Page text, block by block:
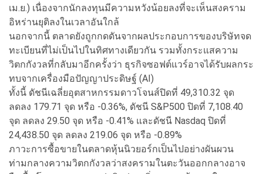
เม.ย.) เนื่องจากนักลงทุนมีความหวังน้อยลงที่จะเห็นสงคราม
อิหร่านยุติลงในเวลาอันใกล้
นอกจากนี้ ตลาดยังถูกกดดันจากผลประกอบการของบริษัทจด
ทะเบียนที่ไม่เป็นไปในทิศทางเดียวกัน รวมทั้งกระแสความ
วิตกกังวลที่กลับมาอีกครั้งว่า ธุรกิจซอฟต์แวร์อาจได้รับผลกระ
ทบจากเครื่องมือปัญญาประดิษฐ์ (AI)
ทั้งนี้ ดัชนีเฉลี่ยอุตสาหกรรมดาวโจนส์ปิดที่ 49,310.32 จุด
ลดลง 179.71 จุด หรือ -0.36%, ดัชนี S&P500 ปิดที่ 7,108.40
จุด ลดลง 29.50 จุด หรือ -0.41% และดัชนี Nasdaq ปิดที่
24,438.50 จุด ลดลง 219.06 จุด หรือ -0.89%
ภาวะการซื้อขายในตลาดหุ้นนิวยอร์กเป็นไปอย่างผันผวน
ท่ามกลางความวิตกกังวลว่าสงครามในตะวันออกกลางอาจ